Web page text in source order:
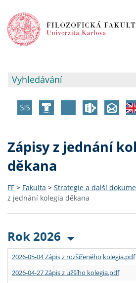
Zápisy z jednání
děkana
FF > Fakulta > Strategie a další
z jednání kolegia děkana
Rok 2026
2026-05-04 Zápis z rozšířeného kolegia.pdf
2026-04-27 Zápis z užšího kolegia.pdf